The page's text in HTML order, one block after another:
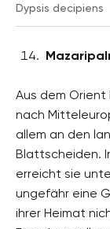
Dypsis decipiens
Aus dem
nach
allem an den
Blattscheiden.
erreicht sie
ungefähr eine
ihrer Heimat